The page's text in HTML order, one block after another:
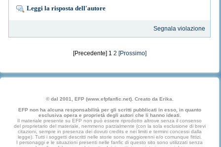
Leggi la risposta dell'autore
Segnala violazione
[Precedente] 1 2 [Prossimo]
© dal 2001, EFP (www.efpfanfic.net). Creato da Erika.
EFP non ha alcuna responsabilità per gli scritti pubblicati in esso, in quanto
esclusiva opera e proprietà degli autori che li hanno ideati.
Il materiale presente su EFP non può essere riprodotto altrove senza il consenso
del proprietario del materiale, nemmeno parzialmente (con la sola esclusione di brevi
citazioni, sempre in presenza dei dovuti credits e nei limiti e termini concessi dalla
legge). Tutti i soggetti descritti nelle storie sono maggiorenni e/o comunque fittizi.
I personaggi e le situazioni presenti nelle fanfic di questo sito sono utilizzati senza